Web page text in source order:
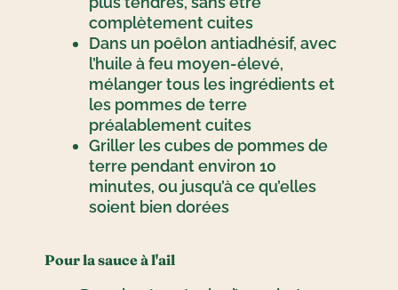
complètement cuites
Dans un poêlon antiadhésif, avec
l’huile à feu moyen-élevé,
mélanger tous les ingrédients et
les pommes de terre
préalablement cuites
Griller les cubes de pommes de
terre pendant environ 10
minutes, ou jusqu’à ce qu’elles
soient bien dorées
Pour la sauce à l'ail